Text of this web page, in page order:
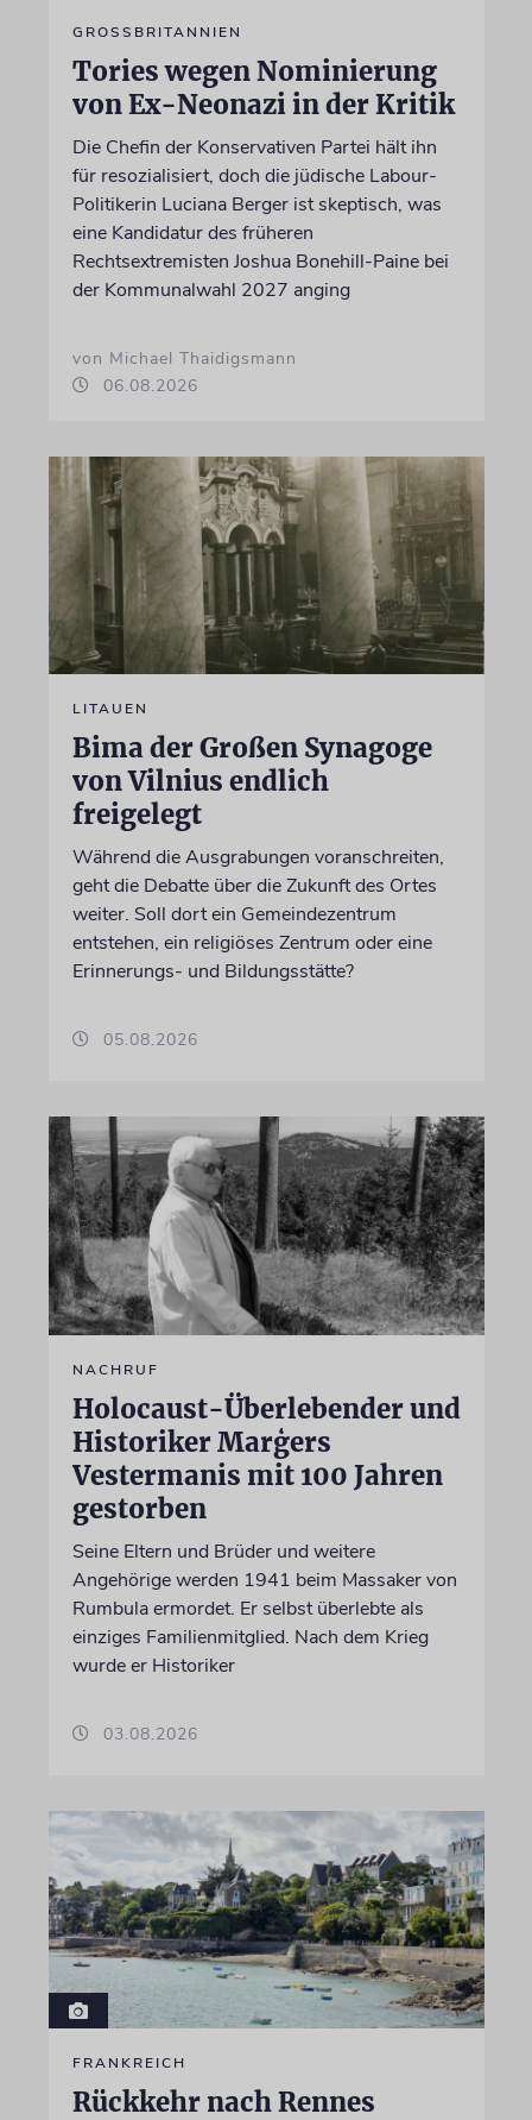
GROSSBRITANNIEN
Tories wegen Nominierung
von Ex-Neonazi in der Kritik
Die Chefin der Konservativen Partei hält ihn
für resozialisiert, doch die jüdische Labour-
Politikerin Luciana Berger ist skeptisch, was
eine Kandidatur des früheren
Rechtsextremisten Joshua Bonehill-Paine bei
der Kommunalwahl 2027 anging
von Michael Thaidigsmann
06.08.2026
LITAUEN
Bima der Großen Synagoge
von Vilnius endlich
freigelegt
Während die Ausgrabungen voranschreiten,
geht die Debatte über die Zukunft des Ortes
weiter. Soll dort ein Gemeindezentrum
entstehen, ein religiöses Zentrum oder eine
Erinnerungs- und Bildungsstätte?
05.08.2026
NACHRUF
Holocaust-Überlebender und
Historiker Marģers
Vestermanis mit 100 Jahren
gestorben
Seine Eltern und Brüder und weitere
Angehörige werden 1941 beim Massaker von
Rumbula ermordet. Er selbst überlebte als
einziges Familienmitglied. Nach dem Krieg
wurde er Historiker
03.08.2026
FRANKREICH
Rückkehr nach Rennes